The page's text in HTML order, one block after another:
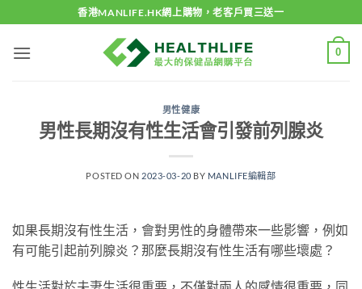
to
content
香港MANLIFE.HK網上購物，老客戶買三送一
0
男性健康
男性長期沒有性生活會引發前列腺炎
POSTED ON 2023-03-20 BY MANLIFE編輯部
如果長期沒有性生活，會對男性的身體帶來一些影響，例如
有可能引起前列腺炎？那麼長期沒有性生活有哪些壞處？